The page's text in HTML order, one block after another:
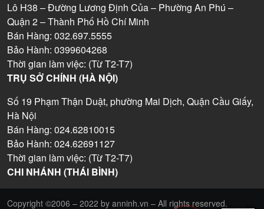
Lô H38 – Đường Lương Định Của – Phường An Phú –
Quận 2 – Thành Phố Hồ Chí Minh
Bán Hàng: 032.697.5555
Bảo Hành: 0399604268
Thời gian làm việc: (Từ T2-T7)
TRỤ SỞ CHÍNH (HÀ NỘI)
Số 19 Phạm Thận Duật, phường Mai Dịch, Quận Cầu Giấy,
Hà Nội
Bán Hàng: 024.62810015
Bảo Hành: 024.62691127
Thời gian làm việc: (Từ T2-T7)
CHI NHÁNH (THÁI BÌNH)
Copyright ©2006 – 2022 by anninh.vn – All rights reserved.